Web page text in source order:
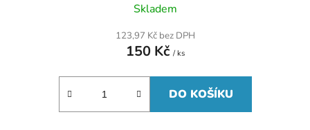
hodnocení
je
5,0
5
hvězdiček.
Skladem
123,97 Kč bez DPH
150 Kč / ks
DO KOŠÍKU